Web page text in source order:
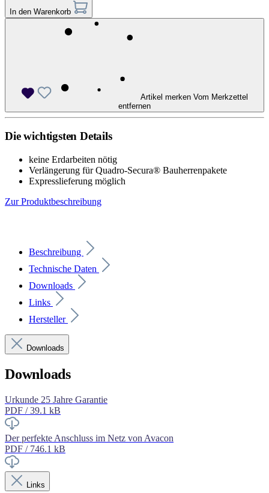
In den Warenkorb
Artikel merken Vom Merkzettel
entfernen
Die wichtigsten Details
keine Erdarbeiten nötig
Verlängerung für Quadro-Secura® Bauherrenpakete
Expresslieferung möglich
Zur Produktbeschreibung
Beschreibung
Technische Daten
Downloads
Links
Hersteller
Downloads
Downloads
Urkunde 25 Jahre Garantie
PDF / 39.1 kB
Der perfekte Anschluss im Netz von Avacon
PDF / 746.1 kB
Links